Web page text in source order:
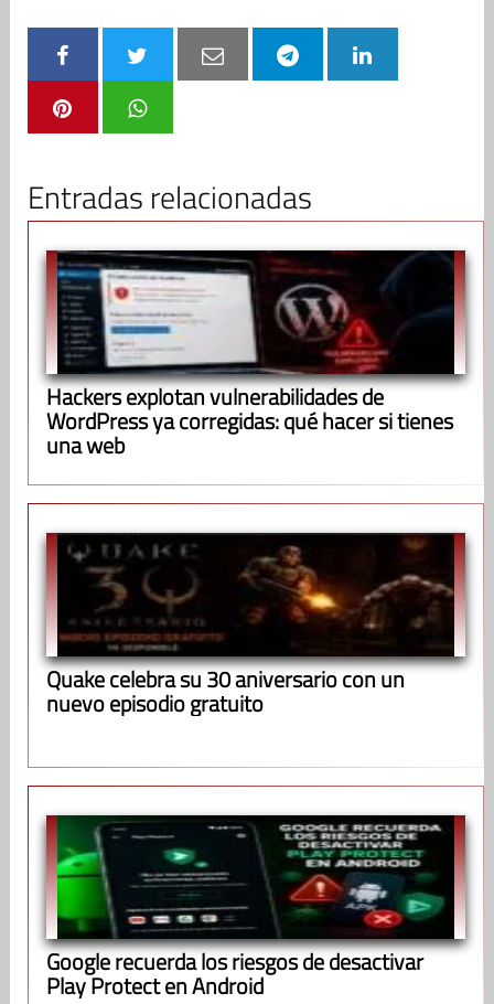
Entradas relacionadas
Hackers explotan vulnerabilidades de
WordPress ya corregidas: qué hacer si tienes
una web
Quake celebra su 30 aniversario con un
nuevo episodio gratuito
Google recuerda los riesgos de desactivar
Play Protect en Android